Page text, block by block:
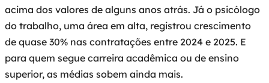
acima dos valores de alguns anos atrás. Já o psicólogo
do trabalho, uma área em alta, registrou crescimento
de quase 30% nas contratações entre 2024 e 2025. E
para quem segue carreira acadêmica ou de ensino
superior, as médias sobem ainda mais.